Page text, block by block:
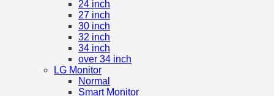
24 inch
27 inch
30 inch
32 inch
34 inch
over 34 inch
LG Monitor
Normal
Smart Monitor